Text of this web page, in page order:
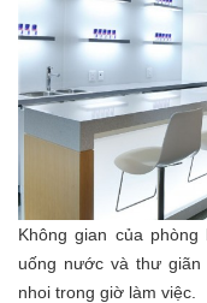
Không gian của
uống nước và thư
nhoi trong giờ làm việc.